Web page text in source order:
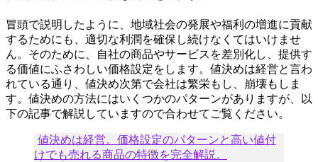
冒頭で説明したように、地域社会の発展や福利の増進に貢献
するためにも、適切な利潤を確保し続けなくてはいけませ
ん。そのために、自社の商品やサービスを差別化し、提供す
る価値にふさわしい価格設定をします。値決めは経営と言わ
れている通り、値決め次第で会社は繁栄もし、崩壊もしま
す。値決めの方法にはいくつかのパターンがありますが、以
下の記事で解説していますので合わせてご覧ください。
値決めは経営。価格設定のパターンと高い値付
けでも売れる商品の特徴を完全解説。